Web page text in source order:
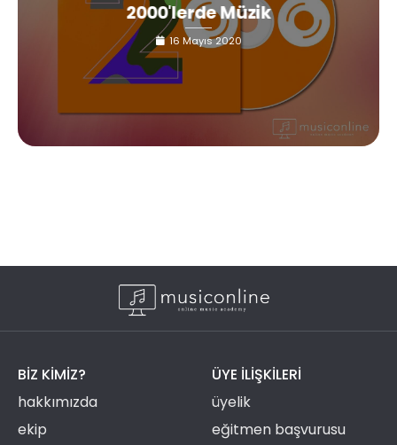
2000'lerde Müzik
16 Mayıs 2020
BIZ KIMIZ?
hakkımızda
ekip
ÜYE ILIŞKILERI
üyelik
eğitmen başvurusu